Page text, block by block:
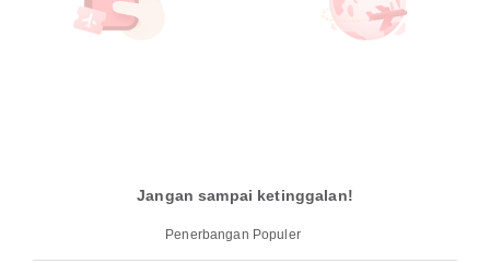
Jangan sampai ketinggalan!
Penerbangan Populer